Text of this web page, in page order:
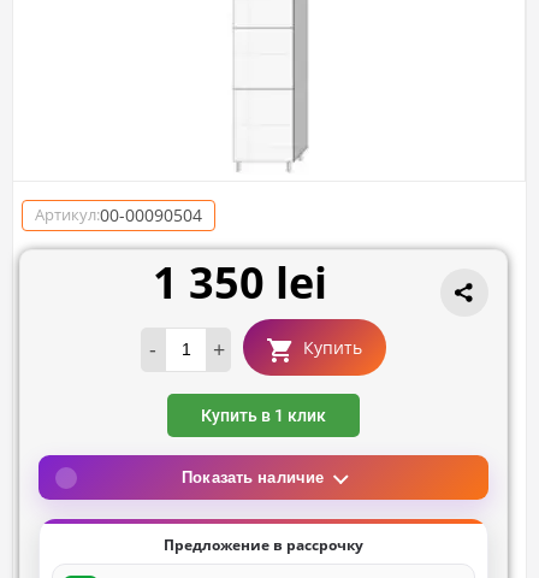
Артикул:00-00090504
1 350 lei
- + Купить
Купить в 1 клик
Показать наличие
Предложение в рассрочку